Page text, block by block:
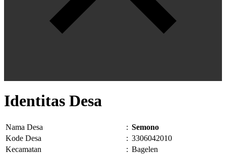
Identitas Desa
Nama Desa : Semono
Kode Desa
: 3306042010
Kecamatan
: Bagelen